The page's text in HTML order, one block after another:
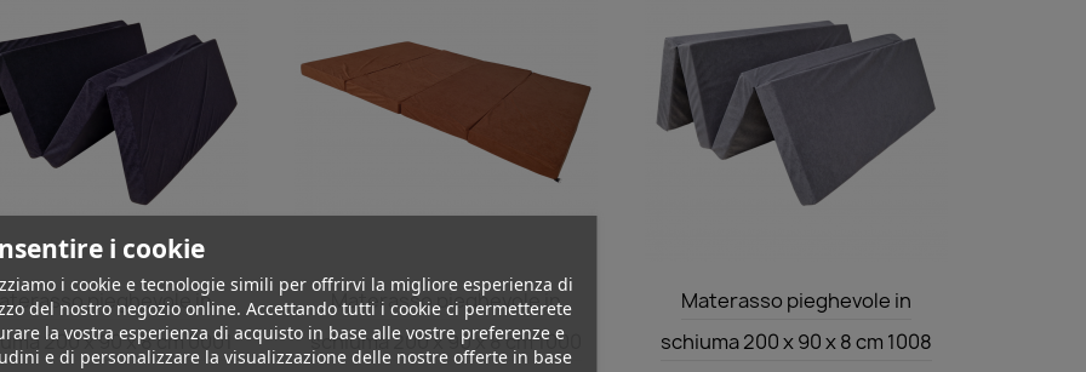
 Anteprima
pieghevole in
200 x 90 x 8 cm 0001
Anteprima
Materasso pieghevole in
schiuma 200 x 90 x 8 cm 1000
Anteprima
Materasso pieghevole in
schiuma 200 x 90 x 8 cm 1008
i cookie
i cookie e tecnologie simili per offrirvi la migliore esperienza di
del nostro negozio online. Accettando tutti i cookie ci permetterete
la vostra esperienza di acquisto in base alle vostre preferenze e
e di personalizzare la visualizzazione delle nostre offerte in base